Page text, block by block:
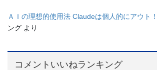
ＡＩの理想的使用法 Claudeは個人的にアウト！
ング より
コメントいいねランキング